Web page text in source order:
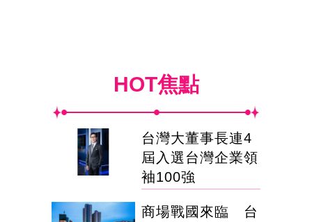
HOT焦點
台灣大董事長連4
屆入選台灣企業領
袖100強
商場戰國來臨 台